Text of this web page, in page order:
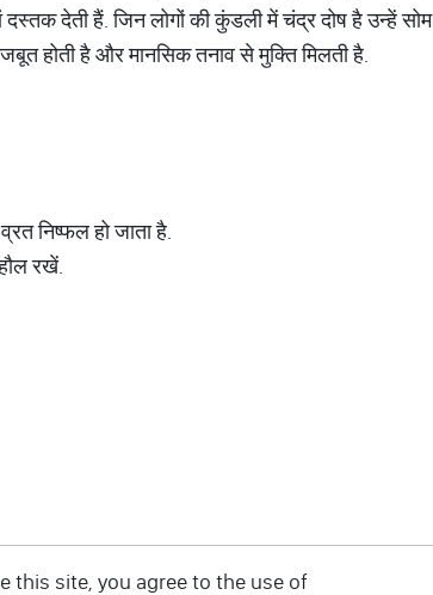
देती हैं. जिन लोगों की कुंडली में चंद्र दोष है उन्हें सोम
होती है और मानसिक तनाव से मुक्ति मिलती है.
निष्फल हो जाता है.
रखें.
this site, you agree to the use of